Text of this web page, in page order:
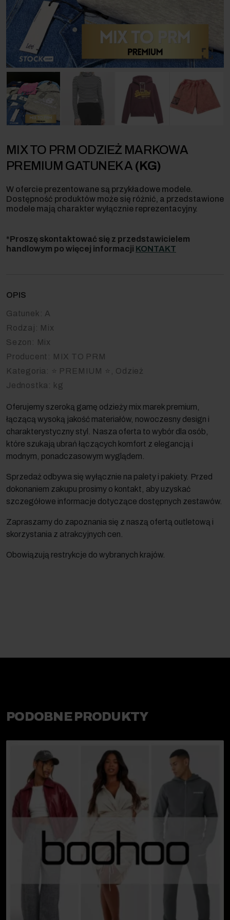
MIX TO PRM ODZIEŻ MARKOWA
PREMIUM GATUNEK A (KG)
W ofercie prezentowane są przykładowe modele.
Dostępność produktów może się różnić, a przedstawione
modele mają charakter wyłącznie reprezentacyjny.
*Proszę skontaktować się z przedstawicielem
handlowym po więcej informacji KONTAKT
OPIS
Gatunek: A
Rodzaj: Mix
Sezon: Mix
Producent: MIX TO PRM
Kategoria: ⭐ PREMIUM ⭐, Odzież
Jednostka: kg
Oferujemy szeroką gamę odzieży mix marek premium,
łączącą wysoką jakość materiałów, nowoczesny design i
charakterystyczny styl. Nasza oferta to wybór dla osób,
które szukają ubrań łączących komfort z elegancją i
modnym, ponadczasowym wyglądem.
Sprzedaż odbywa się wyłącznie na palety i pakiety. Przed
dokonaniem zakupu prosimy o kontakt, aby uzyskać
szczegółowe informacje dotyczące dostępnych zestawów.
Zapraszamy do zapoznania się z naszą ofertą outletową i
skorzystania z atrakcyjnych cen.
Obowiązują restrykcje do wybranych krajów.
PODOBNE PRODUKTY